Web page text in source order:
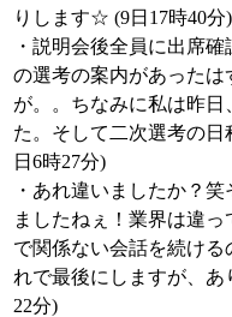
りします☆ (9日17時40分)
・説明会後全員に出席
の選考の案内があった
が。。ちなみに私は昨
た。そして二次選考の
日6時27分)
・あれ違いましたか？
ましたねぇ！業界は違
で関係ない会話を続ける
れで最後にしますが、あ
22分)